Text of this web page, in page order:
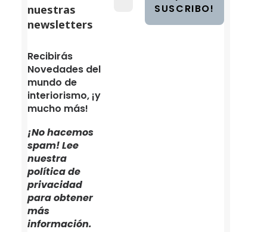
nuestras
newsletters
Recibirás
Novedades del
mundo de
interiorismo, ¡y
mucho más!
¡No hacemos
spam! Lee
nuestra
política de
privacidad
para obtener
más
información.